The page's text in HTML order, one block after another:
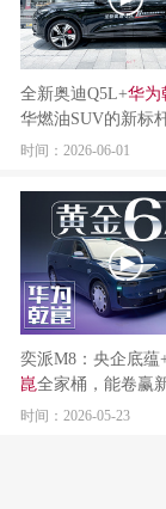
全新奥迪Q5L+华为
华燃油SUV的新标
时间：2026-06-01
奕派M8：央企底蕴
崑全家桶，能卷赢
吗？
时间：2026-05-23